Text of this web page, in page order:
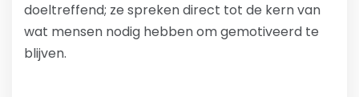
doeltreffend; ze spreken direct tot de kern van
wat mensen nodig hebben om gemotiveerd te
blijven.